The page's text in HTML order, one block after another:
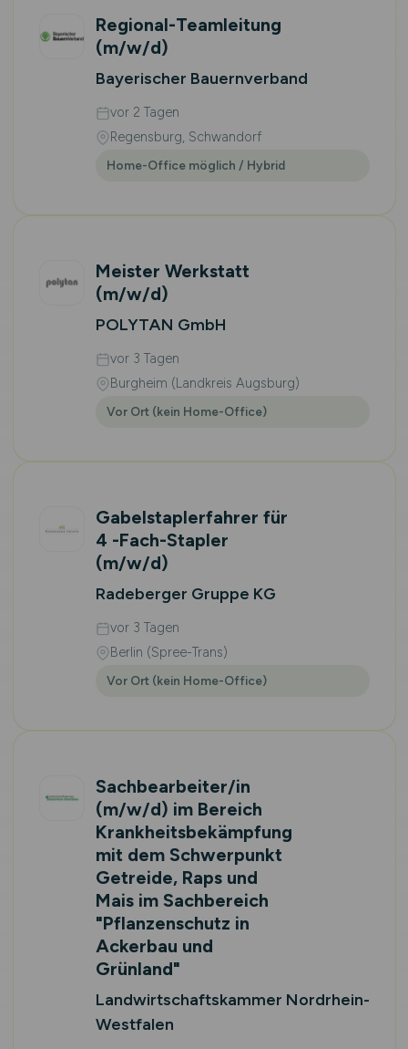
Regional-Teamleitung
(m/w/d)
Bayerischer Bauernverband
vor 2 Tagen
Regensburg, Schwandorf
Home-Office möglich / Hybrid
Meister Werkstatt
(m/w/d)
POLYTAN GmbH
vor 3 Tagen
Burgheim (Landkreis Augsburg)
Vor Ort (kein Home-Office)
Gabelstaplerfahrer für
4 -Fach-Stapler
(m/w/d)
Radeberger Gruppe KG
vor 3 Tagen
Berlin (Spree-Trans)
Vor Ort (kein Home-Office)
Sachbearbeiter/in
(m/w/d) im Bereich
Krankheitsbekämpfung
mit dem Schwerpunkt
Getreide, Raps und
Mais im Sachbereich
"Pflanzenschutz in
Ackerbau und
Grünland"
Landwirtschaftskammer Nordrhein-
Westfalen